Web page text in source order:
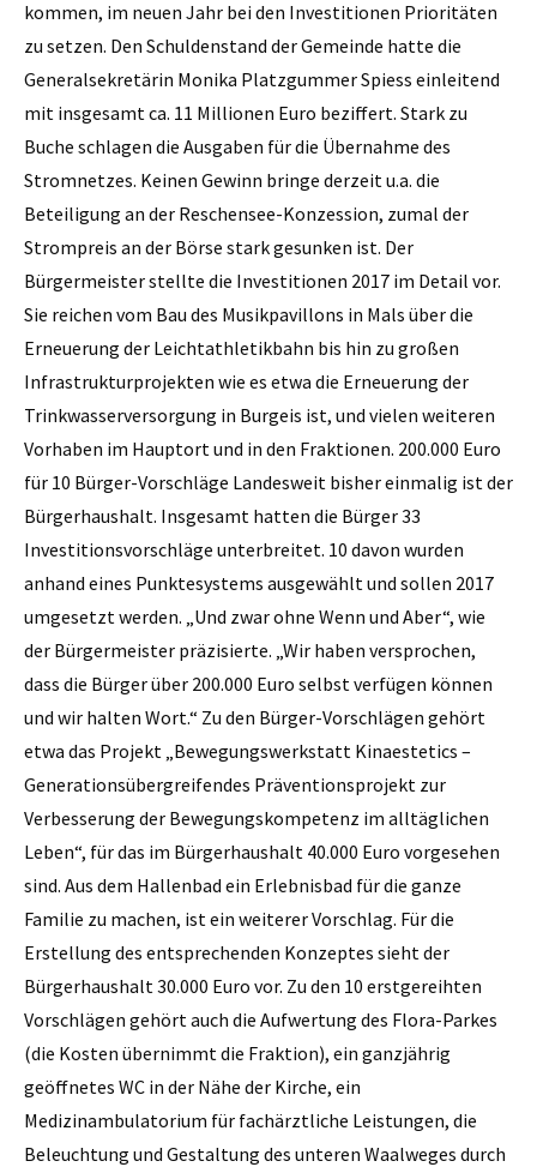
kommen, im neuen Jahr bei den Investi­tionen Prioritäten
zu setzen. Den Schuldenstand der Gemeinde hatte die
Generalsekretärin Monika Platzgummer Spiess einleitend
mit insgesamt ca. 11 Millionen Euro beziffert. Stark zu
Buche schlagen die Ausgaben für die Über­nahme des
Stromnetzes. Keinen Gewinn bringe derzeit u.a. die
Beteiligung an der Reschensee-Konzession, zumal der
Strompreis an der Börse stark gesunken ist. Der
Bürgermeister stellte die Investitionen 2017 im Detail vor.
Sie reichen vom Bau des Musikpavillons in Mals über die
Erneuerung der Leichtathletikbahn bis hin zu großen
Infrastrukturprojekten wie es etwa die Erneuerung der
Trinkwasserversorgung in Burgeis ist, und vielen weiteren
Vorhaben im Hauptort und in den Fraktionen. 200.000 Euro
für 10 Bürger-Vorschläge Landesweit bisher einmalig ist der
Bürgerhaushalt. Insgesamt hatten die Bürger 33
Investitionsvor­schläge unterbreitet. 10 davon wurden
anhand eines Punktesystems ausgewählt und sollen 2017
umgesetzt werden. „Und zwar ohne Wenn und Aber“, wie
der Bürgermeister präzisierte. „Wir haben versprochen,
dass die Bürger über 200.000 Euro selbst verfügen können
und wir halten Wort.“ Zu den Bürger-Vorschlägen gehört
etwa das Projekt „Bewegungswerkstatt Kinaestetics –
Generationsübergreifendes Präventionsprojekt zur
Verbesserung der Bewegungskompetenz im alltäglichen
Leben“, für das im Bürgerhaushalt 40.000 Euro vorgesehen
sind. Aus dem Hallenbad ein Erlebnisbad für die ganze
Familie zu machen, ist ein weiterer Vorschlag. Für die
Erstellung des entsprechenden Konzeptes sieht der
Bürgerhaushalt 30.000 Euro vor. Zu den 10 erstgereihten
Vorschlägen gehört auch die Aufwertung des Flora-Parkes
(die Kosten übernimmt die Fraktion), ein ganzjährig
geöffnetes WC in der Nähe der Kirche, ein
Medizinambulatorium für fachärztliche Leistungen, die
Beleuchtung und Gestaltung des unteren Waalweges durch